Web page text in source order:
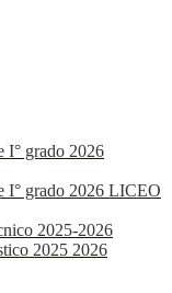
I° grado 2026
I° grado 2026 LICEO
2025-2026
2025 2026